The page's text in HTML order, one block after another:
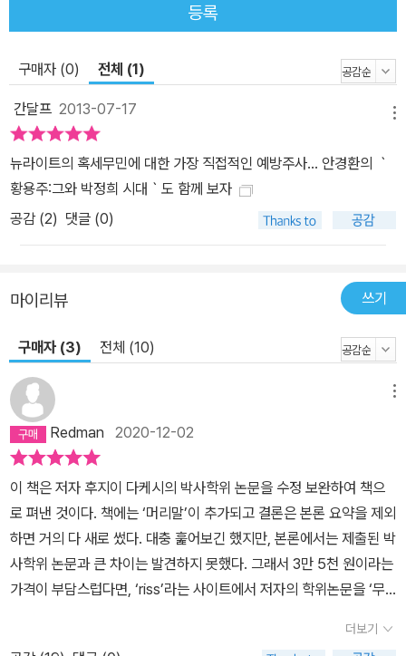
연구들이 이승만 개인에 대한 분석으로 이승만 정권의 권력블록에 대
에 대한 분석을 간과해왔다면, 후지이 다케시는 철저한 실증을 통해
‘이승만??이범석 체제’(초기 이승만 정권)와 ‘이승만??이기붕 체
제’(후기 이승만 정권)의 차이를 밝혀내고 있다. 이와 같이 기존 연구
에서 간과된 역사적 틈새에서 형성된, 반공적이면서도 미국적이지는
않았던 초기 대한민국의 사상적 지형을 가장 잘 보여주는 세력이 이
책의 주제가 되는 족청계(族靑系)이다. 이범석을 중심으로 한 이들
은 한국 정부 초대 내각에서 요직을 차지했으며 이승만 정권 초기의
권력 기반이 된 자유당의 창당과 대통령 직선제 개헌을 강행한 부산
정치파동에서 중심적인 역할을 했다. 그런데 족청계의 사상은 반공적
시 법치주의적인 대의제 민주주의보다는 포퓰리즘적인 대중민주주의
에 가까운 것이었다. 족청계는 1953년 말경에 권력 중추부에서 제거
당하는데, 그에 이어 자유당이 의회정당으로 거듭나고 헌법에서 ‘국
가사회주의적’ 조항이 약화된 사실로 상징되듯이, 그들의 몰락은 역
사적 전환기였던 ‘해방8년’의 종언, 즉 냉전이 남한 체제 내부에까지
관철되면서 대중이 직접 정치적 주체로 등장할 수 있는 정치적 공간
이 소멸한 것과 궤를 같이했다. 그런 점에서도 족청계의 실태를 규명
하는 작업은 초기 이승만 정권의 성격을 밝히는 데 필수적이며, 이 작
업은 대한민국의 역사적 성격을 이해하는 데도 도움이 될 것이다. 파
시즘,중화민●국을 거쳐 대한민국에 상륙하다 ―자유당과 족청계의
시를 이루었던 ‘일민주의’와 이를 주도한 족청계에는 ‘파시즘’에 대한
등록
구매자 (0) 전체 (1)
간달프 2013-07-17
뉴라이트의 혹세무민에 대한 가장 직접적인 예방주사... 안경환의 ｀
황용주:그와 박정희 시대｀도 함께 보자
공감 (2) 댓글 (0)
마이리뷰 쓰기
구매자 (3) 전체 (10)
Redman 2020-12-02
이 책은 저자 후지이 다케시의 박사학위 논문을 수정 보완하여 책으
로 펴낸 것이다. 책에는 ‘머리말’이 추가되고 결론은 본론 요약을 제외
하면 거의 다 새로 썼다. 대충 훑어보긴 했지만, 본론에서는 제출된 박
사학위 논문과 큰 차이는 발견하지 못했다. 그래서 3만 5천 원이라는
가격이 부담스럽다면, ‘riss’라는 사이트에서 저자의 학위논문을 ‘무
과 활동’, 성균관대학교 일반대학원, 2010), 이쪽을 이용해도 좋을 듯
더보기